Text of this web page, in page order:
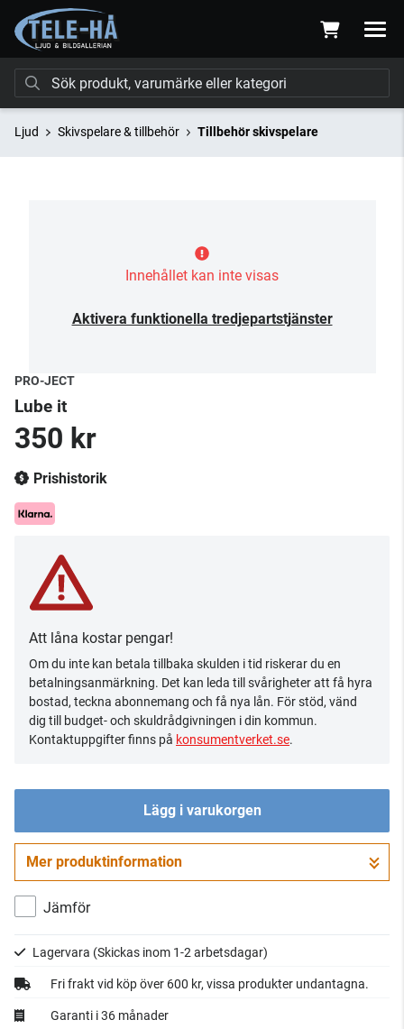
Ljud Skivspelare & tillbehör Tillbehör skivspelare
Innehållet kan inte visas
Aktivera funktionella tredjepartstjänster
PRO-JECT
Lube it
350 kr
Prishistorik
Att låna kostar pengar!
Om du inte kan betala tillbaka skulden i tid riskerar du en
betalningsanmärkning. Det kan leda till svårigheter att få hyra
bostad, teckna abonnemang och få nya lån. För stöd, vänd
dig till budget- och skuldrådgivningen i din kommun.
Kontaktuppgifter finns på konsumentverket.se.
Lägg i varukorgen
Gå till kassan
Mer produktinformation
Jämför
Lagervara (Skickas inom 1-2 arbetsdagar)
Fri frakt vid köp över 600 kr, vissa produkter undantagna.
Garanti i 36 månader